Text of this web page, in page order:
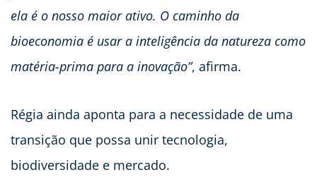
ela é o nosso maior ativo. O caminho da
bioeconomia é usar a inteligência da natureza como
matéria-prima para a inovação”, afirma.
Régia ainda aponta para a necessidade de uma
transição que possa unir tecnologia,
biodiversidade e mercado.